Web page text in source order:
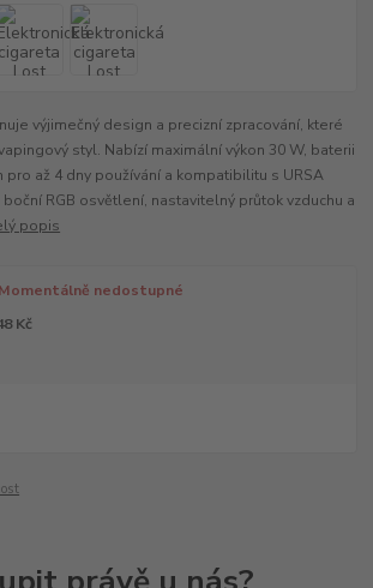
výjimečný design a precizní zpracování, které
styl. Nabízí maximální výkon 30 W, baterii
pro až 4 dny používání a kompatibilitu s URSA
RGB osvětlení, nastavitelný průtok vzduchu a
popis
Momentálně nedostupné
Kč